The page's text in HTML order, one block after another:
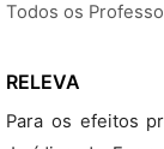
Todos os
RELEVA
Para os efeitos